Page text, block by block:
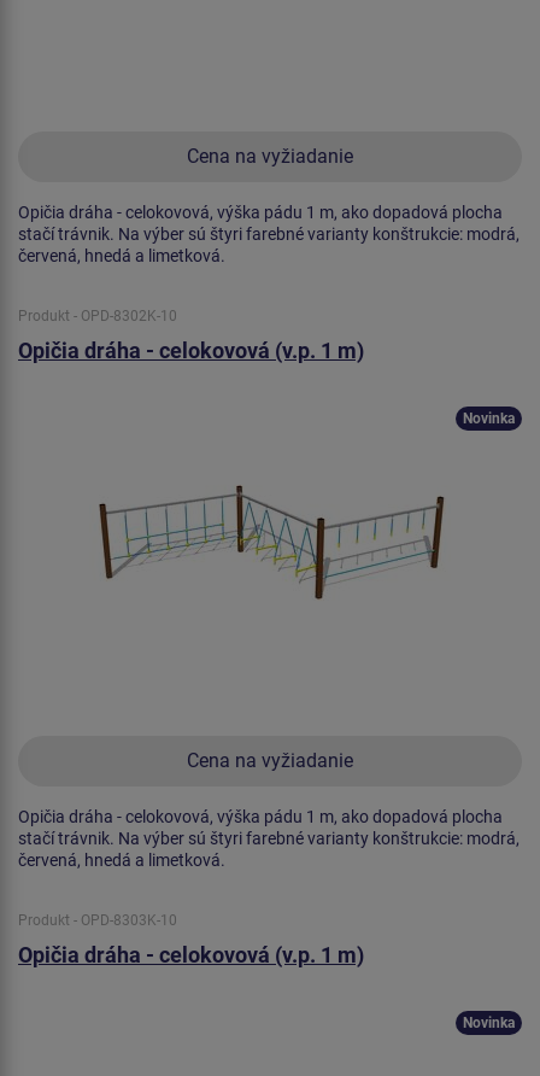
Cena na vyžiadanie
Opičia dráha - celokovová, výška pádu 1 m, ako dopadová plocha
stačí trávnik. Na výber sú štyri farebné varianty konštrukcie: modrá,
červená, hnedá a limetková.
Produkt - OPD-8302K-10
Opičia dráha - celokovová (v.p. 1 m)
Cena na vyžiadanie
Novinka
Opičia dráha - celokovová, výška pádu 1 m, ako dopadová plocha
stačí trávnik. Na výber sú štyri farebné varianty konštrukcie: modrá,
červená, hnedá a limetková.
Produkt - OPD-8303K-10
Opičia dráha - celokovová (v.p. 1 m)
Novinka